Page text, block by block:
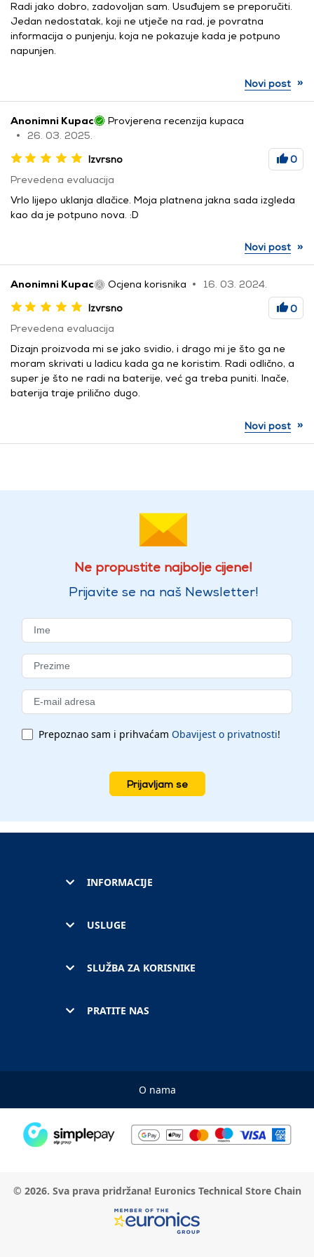
Radi jako dobro, zadovoljan sam. Usuđujem se preporučiti.
Jedan nedostatak, koji ne utječe na rad, je povratna
informacija o punjenju, koja ne pokazuje kada je potpuno
napunjen.
Novi post »
Anonimni Kupac
Provjerena recenzija kupaca
26. 03. 2025.
Izvrsno
0
Prevedena evaluacija
Vrlo lijepo uklanja dlačice. Moja platnena jakna sada izgleda
kao da je potpuno nova. :D
Novi post »
Anonimni Kupac Ocjena korisnika
16. 03. 2024.
Izvrsno
0
Prevedena evaluacija
Dizajn proizvoda mi se jako svidio, i drago mi je što ga ne
moram skrivati ​​u ladicu kada ga ne koristim. Radi odlično, a
super je što ne radi na baterije, već ga treba puniti. Inače,
baterija traje prilično dugo.
Novi post »
Ne propustite najbolje cijene!
Prijavite se na naš Newsletter!
Prepoznao sam i prihvaćam Obavijest o privatnosti!
Prijavljam se
INFORMACIJE
USLUGE
SLUŽBA ZA KORISNIKE
PRATITE NAS
O nama
© 2026. Sva prava pridržana! Euronics Technical Store Chain